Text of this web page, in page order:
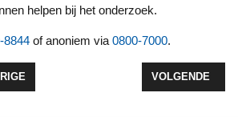
helpen bij het onderzoek.
8844 of anoniem via 0800-7000.
ARTIKEL: AUTO IN SLOOT AANVOLGENDE
VOLGENDE